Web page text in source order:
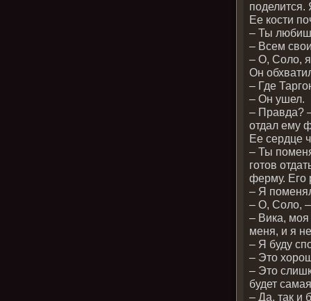
Ее кости
– Ты
– Всем
– О, Соло,
Он
– Где
– Он ушел.
– Правда?
отдал ему
Ее сердце
– Ты
готов
ферму. Его
– Я
– О, Соло,
– Вика,
меня, и я
– Я буду
– Это
– Это
будет
– Да, так и